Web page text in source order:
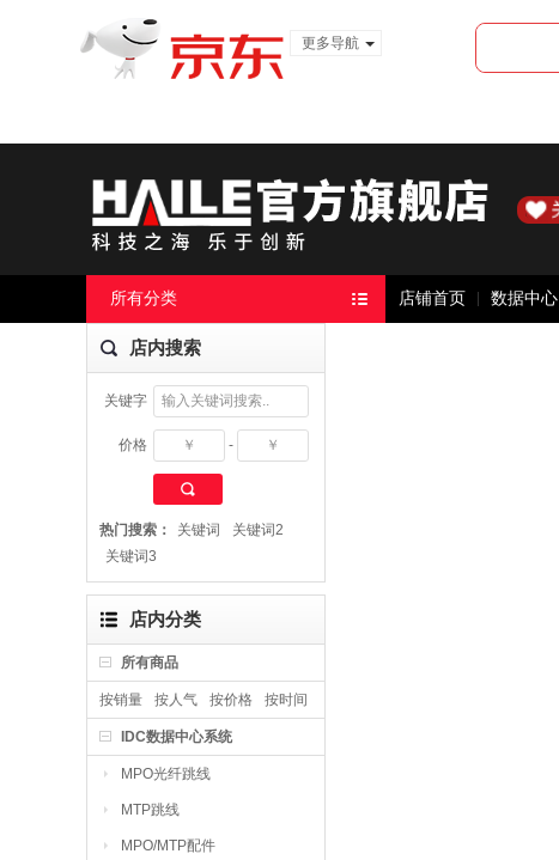
更多导航
所有分类 店铺首页 数据中心
店内搜索
关键字
价格 -
热门搜索： 关键词
关键词2
关键词3
店内分类
所有商品
按销量 按人气 按价格 按时间
IDC数据中心系统
MPO光纤跳线
MTP跳线
MPO/MTP配件